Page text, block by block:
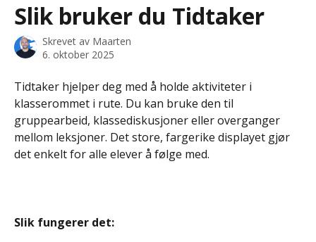
Slik bruker du Tidtaker
Skrevet av Maarten
6. oktober 2025
Tidtaker hjelper deg med å holde aktiviteter i
klasserommet i rute. Du kan bruke den til
gruppearbeid, klassediskusjoner eller overganger
mellom leksjoner. Det store, fargerike displayet gjør
det enkelt for alle elever å følge med.
Slik fungerer det: